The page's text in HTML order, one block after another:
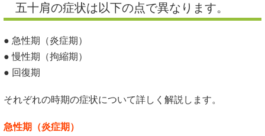
五十肩の症状は以下の点で異なります。
● 急性期（炎症期）
● 慢性期（拘縮期）
● 回復期
それぞれの時期の症状について詳しく解説します。
急性期（炎症期）